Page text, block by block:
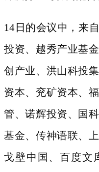
14日的会议中，来
投资、越秀产业基
创产业、洪山科投
资本、兖矿资本、
管、诺辉投资、国
基金、传神语联、
戈壁中国、百度文